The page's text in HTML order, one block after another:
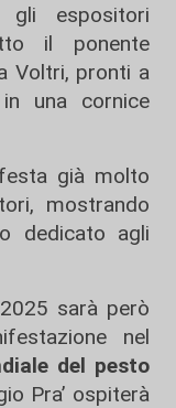
gli espositori
il ponente
Voltri, pronti a
una cornice
già molto
mostrando
dedicato agli
sarà però
nel
del pesto
Pra’ ospiterà